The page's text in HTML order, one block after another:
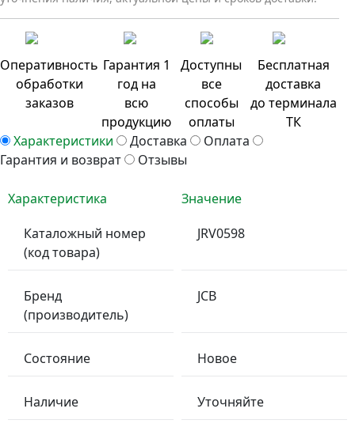
Оперативность
обработки
заказов
Гарантия 1
год на
всю
продукцию
Доступны
все
способы
оплаты
Бесплатная
доставка
до терминала
ТК
Характеристики
Доставка
Оплата
Гарантия и возврат
Отзывы
Характеристика
Значение
Каталожный номер
(код товара)
JRV0598
Бренд
(производитель)
JCB
Состояние Новое
Наличие Уточняйте